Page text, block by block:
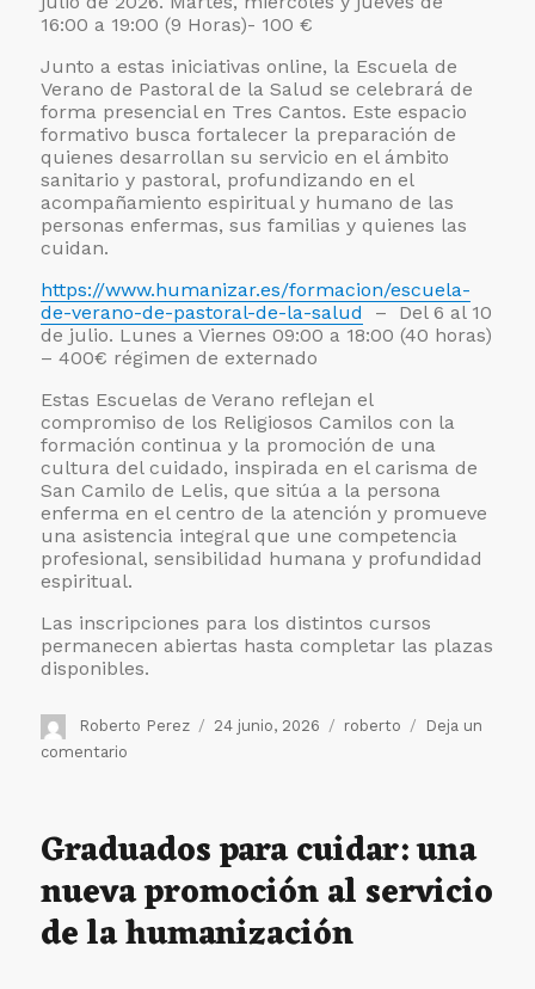
16:00 a 19:00 (9 Horas)- 100 €
Junto a estas iniciativas online, la Escuela de
Verano de Pastoral de la Salud se celebrará de
forma presencial en Tres Cantos. Este espacio
formativo busca fortalecer la preparación de
quienes desarrollan su servicio en el ámbito
sanitario y pastoral, profundizando en el
acompañamiento espiritual y humano de las
personas enfermas, sus familias y quienes las
cuidan.
https://www.humanizar.es/formacion/escuela-
de-verano-de-pastoral-de-la-salud
– Del 6 al 10
de julio. Lunes a Viernes 09:00 a 18:00 (40 horas)
– 400€ régimen de externado
Estas Escuelas de Verano reflejan el
compromiso de los Religiosos Camilos con la
formación continua y la promoción de una
cultura del cuidado, inspirada en el carisma de
San Camilo de Lelis, que sitúa a la persona
enferma en el centro de la atención y promueve
una asistencia integral que une competencia
profesional, sensibilidad humana y profundidad
espiritual.
Las inscripciones para los distintos cursos
permanecen abiertas hasta completar las plazas
disponibles.
Autor
Roberto Perez
Publicado
24 junio, 2026 Etiquetas
roberto
Deja un
comentario
Escuelas
Verano
de
Graduados para cuidar: una
nueva promoción al servicio
de la humanización